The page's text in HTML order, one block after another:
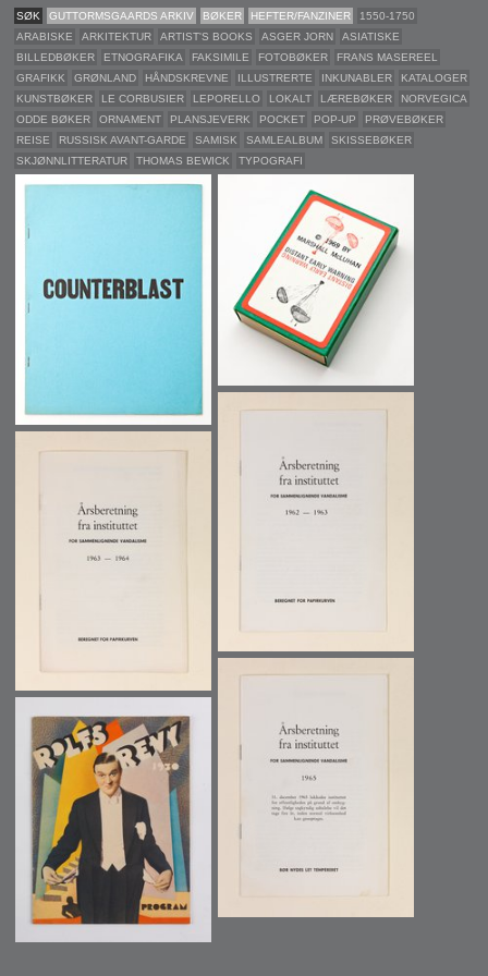
SØK GUTTORMSGAARDS ARKIV BØKER HEFTER/FANZINER
1550-1750
ARABISKE
ARKITEKTUR ARTIST'S BOOKS ASGER JORN
ASIATISKE
BILLEDBØKER
ETNOGRAFIKA FAKSIMILE FOTOBØKER
FRANS MASEREEL
GRAFIKK
GRØNLAND HÅNDSKREVNE ILLUSTRERTE INKUNABLER
KATALOGER
KUNSTBØKER
LE CORBUSIER LEPORELLO LOKALT LÆREBØKER
NORVEGICA
ODDE BØKER
ORNAMENT PLANSJEVERK POCKET POP-UP
PRØVEBØKER
REISE
RUSSISK AVANT-GARDE SAMISK SAMLEALBUM
SKISSEBØKER
SKJØNNLITTERATUR
THOMAS BEWICK TYPOGRAFI